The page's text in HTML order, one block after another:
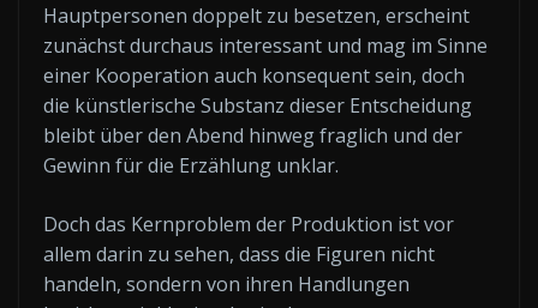
Hauptpersonen doppelt zu besetzen, erscheint
zunächst durchaus interessant und mag im Sinne
einer Kooperation auch konsequent sein, doch
die künstlerische Substanz dieser Entscheidung
bleibt über den Abend hinweg fraglich und der
Gewinn für die Erzählung unklar.
Doch das Kernproblem der Produktion ist vor
allem darin zu sehen, dass die Figuren nicht
handeln, sondern von ihren Handlungen